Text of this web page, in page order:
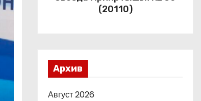
(20110)
Архив
Август 2026